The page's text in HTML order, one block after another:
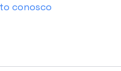
conosco